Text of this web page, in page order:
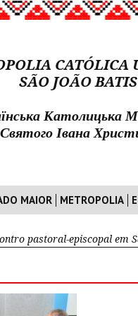
CATÓLICA
SÃO JOÃO
Католицька
Святого Івана
MAIOR METROPOLIA
pastoral-episcopal em